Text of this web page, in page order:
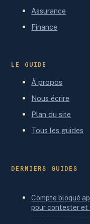
Assurance
Finance
LE GUIDE
À propos
Nous écrire
Plan du site
Tous les guides
DERNIERS GUIDES
Compte bloqué
pour contester et